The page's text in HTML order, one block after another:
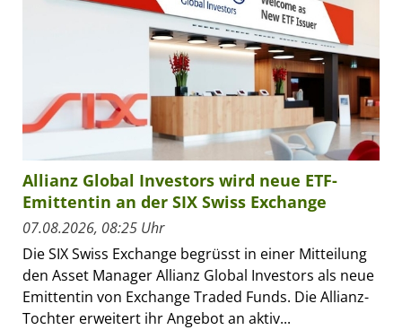
Allianz Global Investors wird neue ETF-
Emittentin an der SIX Swiss Exchange
07.08.2026, 08:25 Uhr
Die SIX Swiss Exchange begrüsst in einer Mitteilung
den Asset Manager Allianz Global Investors als neue
Emittentin von Exchange Traded Funds. Die Allianz-
Tochter erweitert ihr Angebot an aktiv...